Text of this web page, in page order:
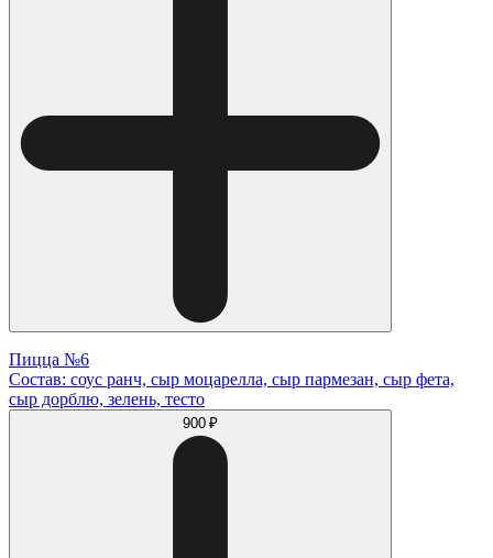
Пицца №6
Состав: соус ранч, сыр моцарелла, сыр пармезан, сыр фета,
сыр дорблю, зелень, тесто
900 ₽